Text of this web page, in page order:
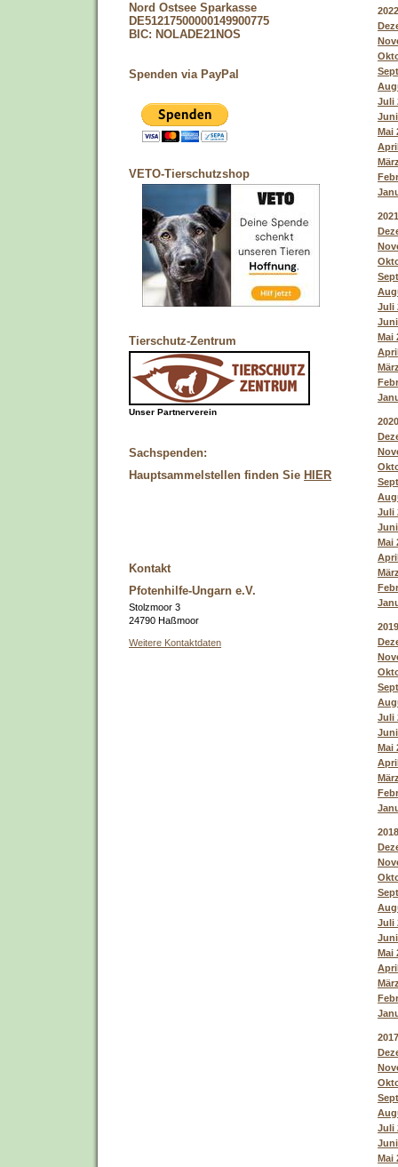
Nord Ostsee Sparkasse
DE51217500000149900775
BIC: NOLADE21NOS
Spenden via PayPal
VETO-Tierschutzshop
Tierschutz-Zentrum
Unser Partnerverein
Sachspenden:
Hauptsammelstellen finden Sie HIER
Kontakt
Pfotenhilfe-Ungarn e.V.
Stolzmoor 3
24790 Haßmoor
Weitere Kontaktdaten
2022
Juli
Mai
2021
Juli
Mai
2020
Juli
Mai
2019
Juli
Mai
2018
Juli
Mai
2017
Juli
Mai